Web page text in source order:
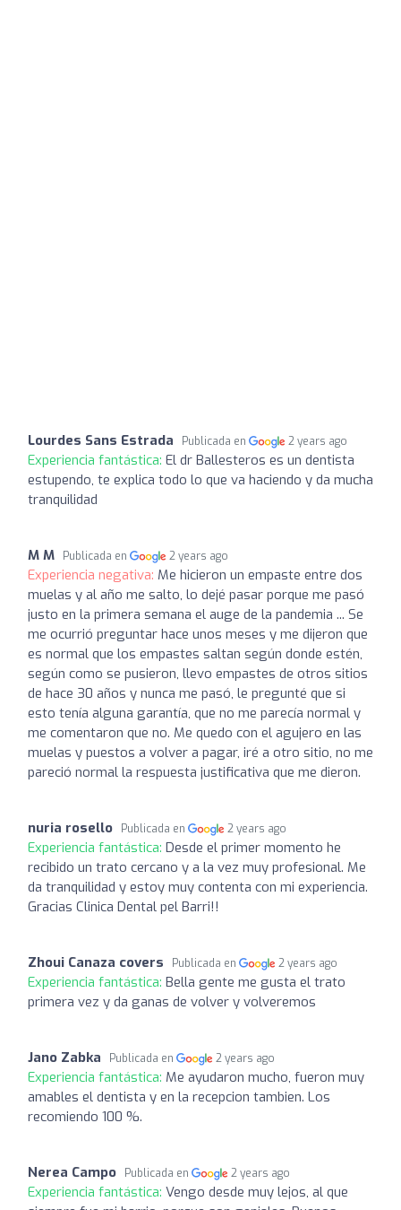
Lourdes Sans Estrada Publicada en 2 years ago
Experiencia fantástica: El dr Ballesteros es un dentista
estupendo, te explica todo lo que va haciendo y da mucha
tranquilidad
M M Publicada en 2 years ago
Experiencia negativa: Me hicieron un empaste entre dos
muelas y al año me salto, lo dejé pasar porque me pasó
justo en la primera semana el auge de la pandemia ... Se
me ocurrió preguntar hace unos meses y me dijeron que
es normal que los empastes saltan según donde estén,
según como se pusieron, llevo empastes de otros sitios
de hace 30 años y nunca me pasó, le pregunté que si
esto tenía alguna garantía, que no me parecía normal y
me comentaron que no. Me quedo con el agujero en las
muelas y puestos a volver a pagar, iré a otro sitio, no me
pareció normal la respuesta justificativa que me dieron.
nuria rosello Publicada en 2 years ago
Experiencia fantástica: Desde el primer momento he
recibido un trato cercano y a la vez muy profesional. Me
da tranquilidad y estoy muy contenta con mi experiencia.
Gracias Clinica Dental pel Barri!!
Zhoui Canaza covers Publicada en 2 years ago
Experiencia fantástica: Bella gente me gusta el trato
primera vez y da ganas de volver y volveremos
Jano Zabka Publicada en 2 years ago
Experiencia fantástica: Me ayudaron mucho, fueron muy
amables el dentista y en la recepcion tambien. Los
recomiendo 100 %.
Nerea Campo Publicada en 2 years ago
Experiencia fantástica: Vengo desde muy lejos, al que